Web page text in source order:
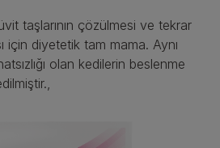
taşlarının çözülmesi ve tekrar
için diyetetik tam mama. Aynı
olan kedilerin beslenme